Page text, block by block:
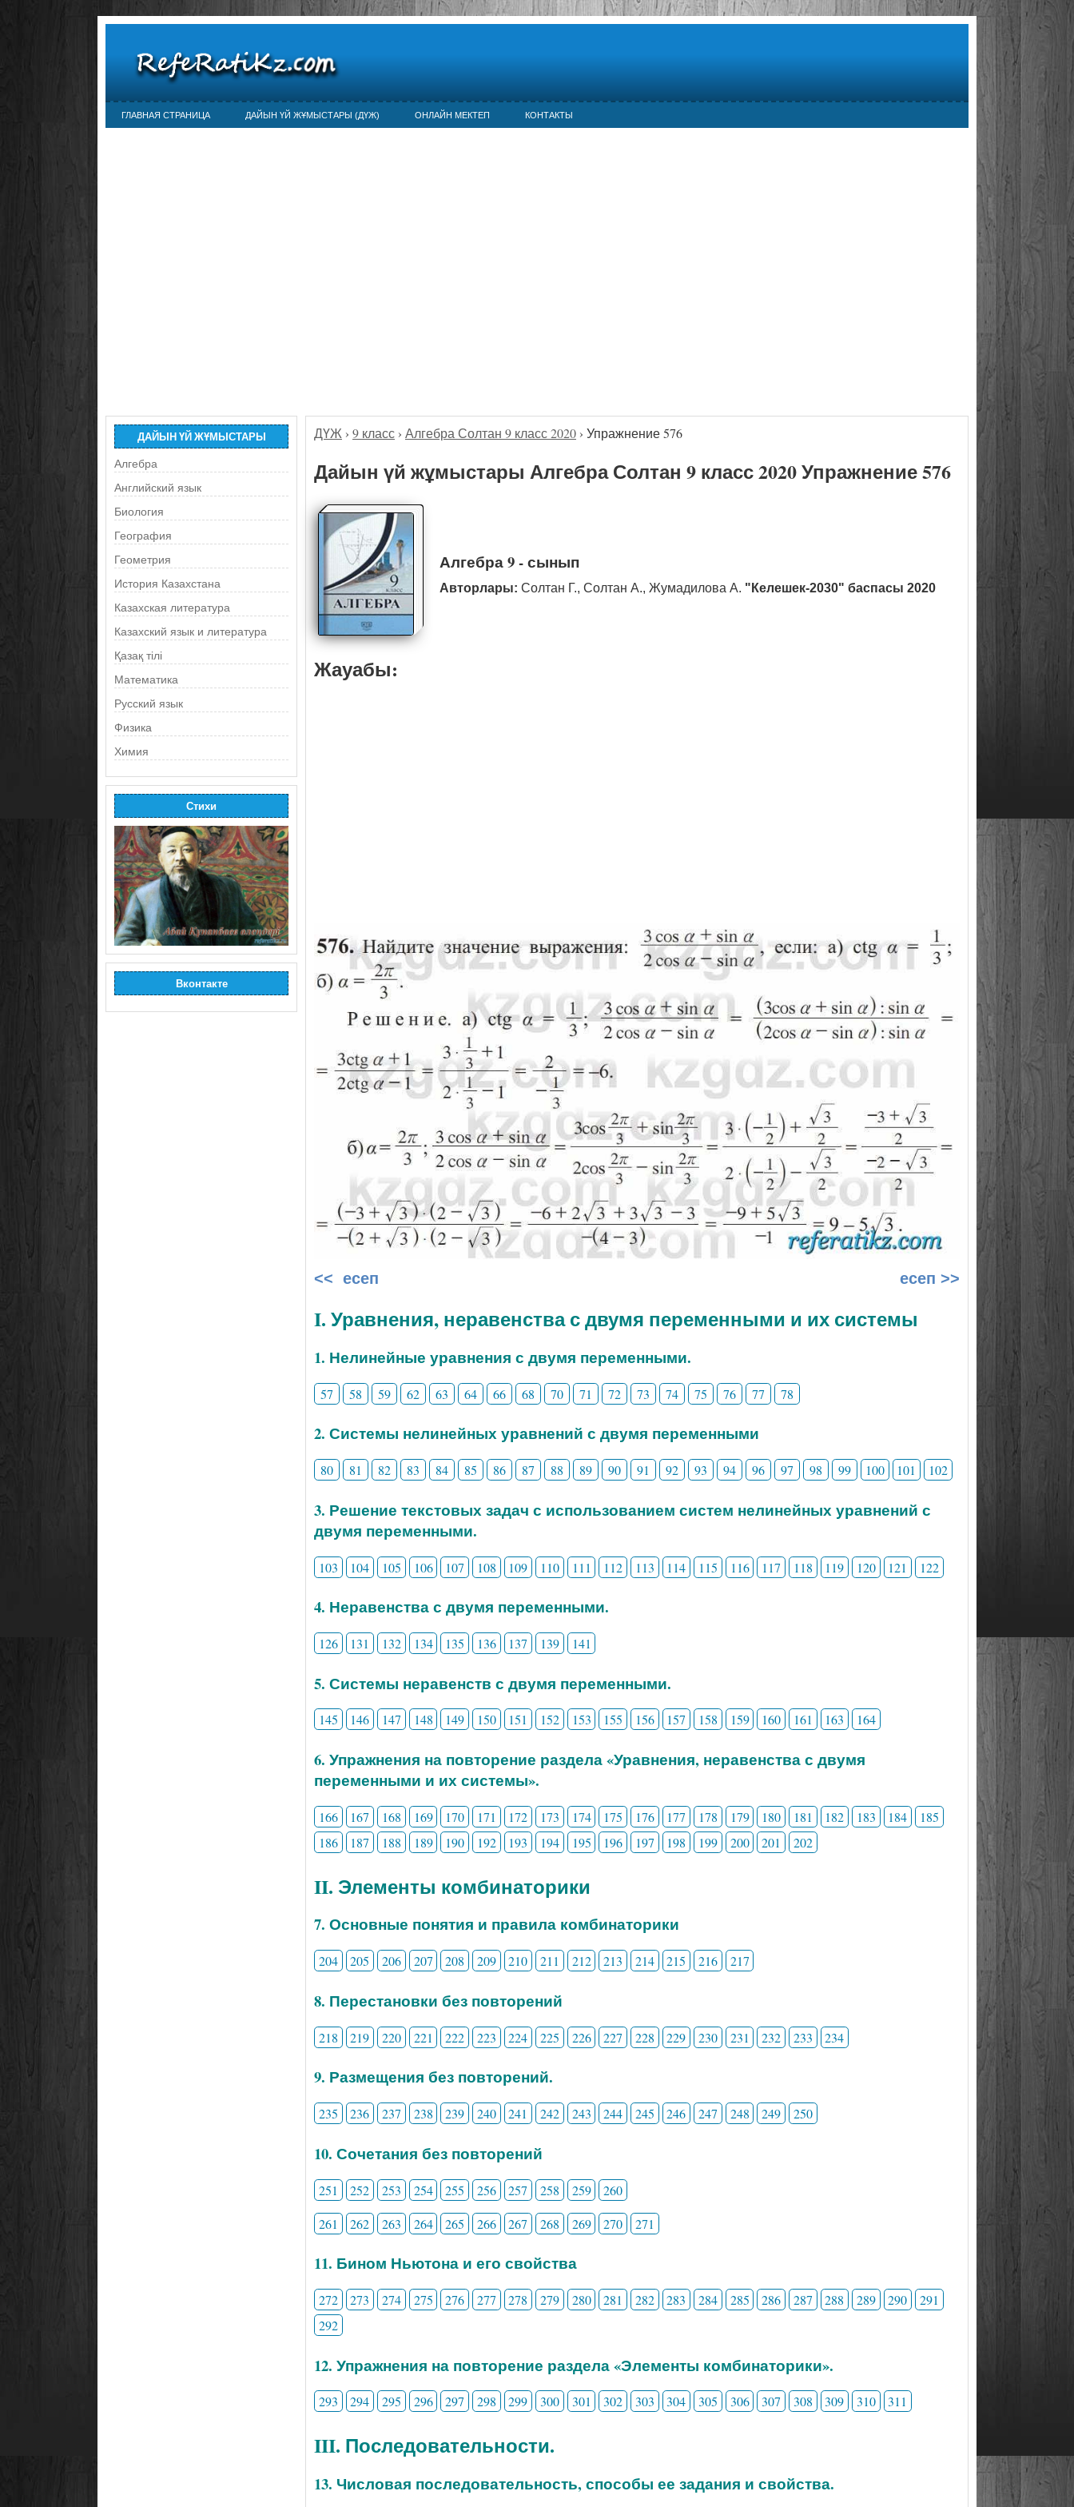
ГЛАВНАЯ СТРАНИЦА ДАЙЫН ҮЙ ЖҰМЫСТАРЫ (ДҮЖ) ОНЛАЙН МЕКТЕП КОНТАКТЫ
ДАЙЫН ҮЙ ЖҰМЫСТАРЫ
Алгебра
Английский язык
Биология
География
Геометрия
История Казахстана
Казахская литература
Казахский язык и литература
Қазақ тілі
Математика
Русский язык
Физика
Химия
Стихи
Вконтакте
ДҮЖ › 9 класс › Алгебра Солтан 9 класс 2020 › Упражнение 576
Дайын үй жұмыстары Алгебра Солтан 9 класс 2020 Упражнение 576
Алгебра 9 - сынып
Авторлары: Солтан Г., Солтан А., Жумадилова А. "Келешек-2030" баспасы 2020
Жауабы:
<< есеп есеп >>
I. Уравнения, неравенства с двумя переменными и их системы
1. Нелинейные уравнения с двумя переменными.
57 58 59 62 63 64 66 68 70 71 72 73 74 75 76 77 78
2. Системы нелинейных уравнений с двумя переменными
80 81 82 83 84 85 86 87 88 89 90 91 92 93 94 96 97 98 99 100 101 102
3. Решение текстовых задач с использованием систем нелинейных уравнений с
двумя переменными.
103 104 105 106 107 108 109 110 111 112 113 114 115 116 117 118 119 120 121 122
4. Неравенства с двумя переменными.
126 131 132 134 135 136 137 139 141
5. Системы неравенств с двумя переменными.
145 146 147 148 149 150 151 152 153 155 156 157 158 159 160 161 163 164
6. Упражнения на повторение раздела «Уравнения, неравенства с двумя
переменными и их системы».
166 167 168 169 170 171 172 173 174 175 176 177 178 179 180 181 182 183 184
185
186
187 188 189 190 192 193 194 195 196 197 198 199 200 201 202
II. Элементы комбинаторики
7. Основные понятия и правила комбинаторики
204 205 206 207 208 209 210 211 212 213 214 215 216 217
8. Перестановки без повторений
218 219 220 221 222 223 224 225 226 227 228 229 230 231 232 233 234
9. Размещения без повторений.
235 236 237 238 239 240 241 242 243 244 245 246 247 248 249 250
10. Сочетания без повторений
251 252 253 254 255 256 257 258 259
260
261
262 263 264 265 266 267 268 269 270 271
11. Бином Ньютона и его свойства
272 273 274 275 276 277 278 279 280 281 282 283 284 285 286 287 288 289 290
291
292
12. Упражнения на повторение раздела «Элементы комбинаторики».
293 294 295 296 297 298 299 300 301 302 303 304 305 306 307 308 309 310 311
III. Последовательности.
13. Числовая последовательность, способы ее задания и свойства.